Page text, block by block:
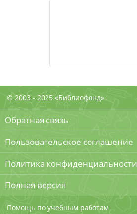
© 2003 - 2025 «Библиофонд»
Обратная связь
Пользовательское соглашение
Политика конфиденциальности
Полная версия
Помощь по учебным работам